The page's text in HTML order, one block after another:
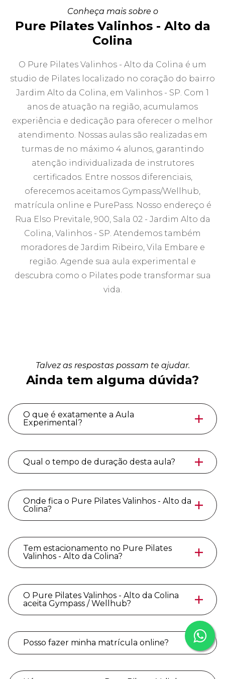
Conheça mais sobre o
Pure Pilates Valinhos - Alto da
Colina
O Pure Pilates Valinhos - Alto da Colina é um
studio de Pilates localizado no coração do bairro
Jardim Alto da Colina, em Valinhos - SP. Com 1
anos de atuação na região, acumulamos
experiência e dedicação para oferecer o melhor
atendimento. Nossas aulas são realizadas em
turmas de no máximo 4 alunos, garantindo
atenção individualizada de instrutores
certificados. Entre nossos diferenciais,
oferecemos aceitamos Gympass/Wellhub,
matrícula online e PurePass. Nosso endereço é
Rua Elso Previtale, 900, Sala 02 - Jardim Alto da
Colina, Valinhos - SP. Atendemos também
moradores de Jardim Ribeiro, Vila Embare e
região. Agende sua aula experimental e
descubra como o Pilates pode transformar sua
vida.
Talvez as respostas possam te ajudar.
Ainda tem alguma dúvida?
O que é exatamente a Aula
Experimental?
Qual o tempo de duração desta aula?
Onde fica o Pure Pilates Valinhos - Alto da
Colina?
Tem estacionamento no Pure Pilates
Valinhos - Alto da Colina?
O Pure Pilates Valinhos - Alto da Colina
aceita Gympass / Wellhub?
Posso fazer minha matrícula online?